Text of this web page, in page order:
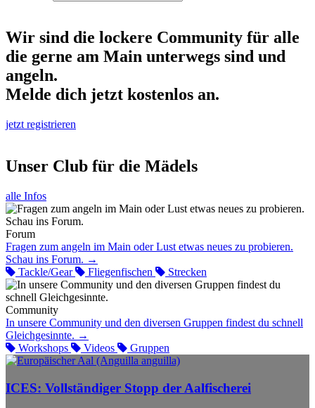
Wir sind die lockere Community für alle
die gerne am Main unterwegs sind und
angeln.
Melde dich jetzt kostenlos an.
jetzt registrieren
Unser Club für die Mädels
alle Infos
Forum
Fragen zum angeln im Main oder Lust etwas neues zu probieren.
Schau ins Forum. →
Tackle/Gear
Fliegenfischen Strecken
Community
In unsere Community und den diversen Gruppen findest du schnell
Gleichgesinnte. →
Workshops
Videos Gruppen
ICES: Vollständiger Stopp der Aalfischerei